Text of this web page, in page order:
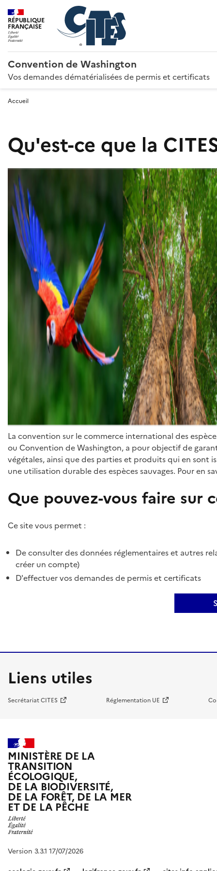
RÉPUBLIQUE
FRANÇAISE
Convention de Washington
Vos demandes dématérialisées de permis et certificats
Accueil
Qu'est-ce que la
La convention sur le commerce international des
ou Convention de Washington, a pour objectif de
végétales, ainsi que des parties et produits qui en sont
une utilisation durable des espèces sauvages. Pour en
Que pouvez-vous faire sur
Ce site vous permet :
De consulter des données réglementaires et autres
créer un compte)
D'effectuer vos demandes de permis et certificats
Liens utiles
Secrétariat CITES Réglementation UE
MINISTÈRE DE LA
TRANSITION
ÉCOLOGIQUE,
DE LA BIODIVERSITÉ,
DE LA FORÊT, DE LA MER
ET DE LA PÊCHE
Version 3.3.1 17/07/2026